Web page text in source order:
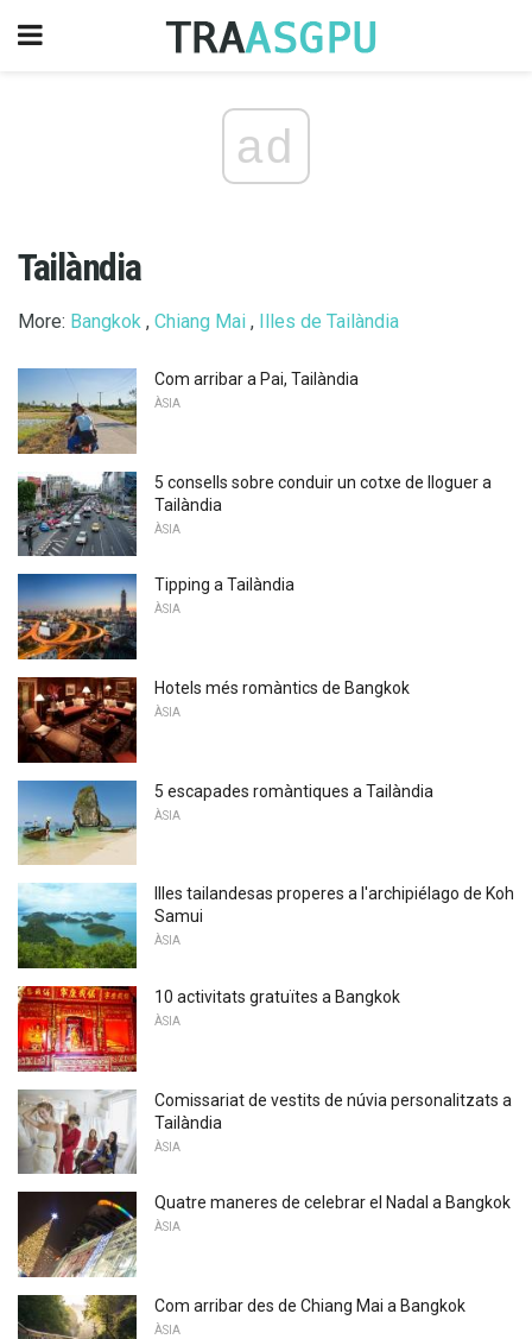
ad
Tailàndia
More: Bangkok , Chiang Mai , Illes de Tailàndia
Com arribar a Pai, Tailàndia
ÀSIA
5 consells sobre conduir un cotxe de lloguer a
Tailàndia
ÀSIA
Tipping a Tailàndia
ÀSIA
Hotels més romàntics de Bangkok
ÀSIA
5 escapades romàntiques a Tailàndia
ÀSIA
Illes tailandesas properes a l'archipiélago de Koh
Samui
ÀSIA
10 activitats gratuïtes a Bangkok
ÀSIA
Comissariat de vestits de núvia personalitzats a
Tailàndia
ÀSIA
Quatre maneres de celebrar el Nadal a Bangkok
ÀSIA
Com arribar des de Chiang Mai a Bangkok
ÀSIA